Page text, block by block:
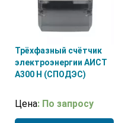
Трёхфазный счётчик
электроэнергии АИСТ
А300 H (СПОДЭС)
Цена: По запросу